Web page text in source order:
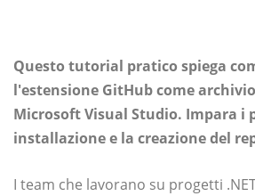
Questo tutorial pratico spiega
l'estensione GitHub come
Microsoft Visual Studio. Impara i
installazione e la creazione del
I team che lavorano su progetti